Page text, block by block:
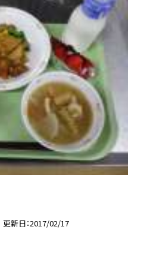
更新日 2017/02/17